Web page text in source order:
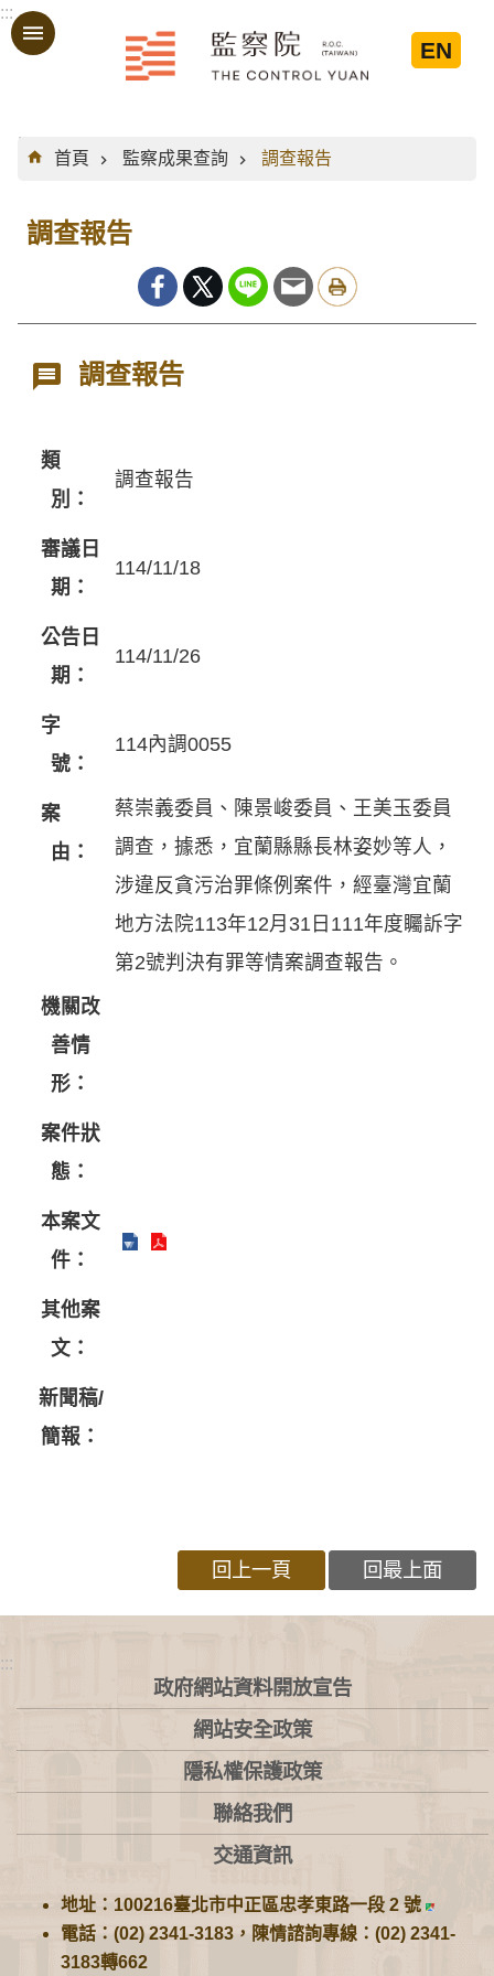
跳到主要內容區塊
:::
EN
:::
首頁
監察成果查詢 調查報告
調查報告
調查報告
類
別：
調查報告
審議日
期：
114/11/18
公告日
期：
114/11/26
字
號：
114內調0055
案
由：
蔡崇義委員、陳景峻委員、王美玉委員
調查，據悉，宜蘭縣縣長林姿妙等人，
涉違反貪污治罪條例案件，經臺灣宜蘭
地方法院113年12月31日111年度矚訴字
第2號判決有罪等情案調查報告。
機關改
善情
形：
案件狀
態：
本案文
件：
其他案
文：
新聞稿/
簡報：
回上一頁 回最上面
:::
政府網站資料開放宣告
網站安全政策
隱私權保護政策
聯絡我們
交通資訊
地址：100216臺北市中正區忠孝東路一段 2 號
電話：(02) 2341-3183，陳情諮詢專線：(02) 2341-
3183轉662